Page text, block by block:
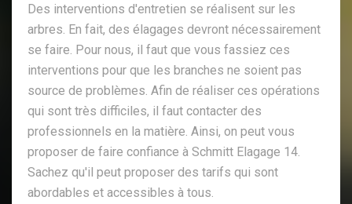
Des interventions d'entretien se réalisent sur les
arbres. En fait, des élagages devront nécessairement
se faire. Pour nous, il faut que vous fassiez ces
interventions pour que les branches ne soient pas
source de problèmes. Afin de réaliser ces opérations
qui sont très difficiles, il faut contacter des
professionnels en la matière. Ainsi, on peut vous
proposer de faire confiance à Schmitt Elagage 14.
Sachez qu'il peut proposer des tarifs qui sont
abordables et accessibles à tous.